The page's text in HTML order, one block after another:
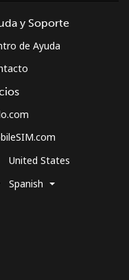
y Soporte
de Ayuda
United States
Spanish